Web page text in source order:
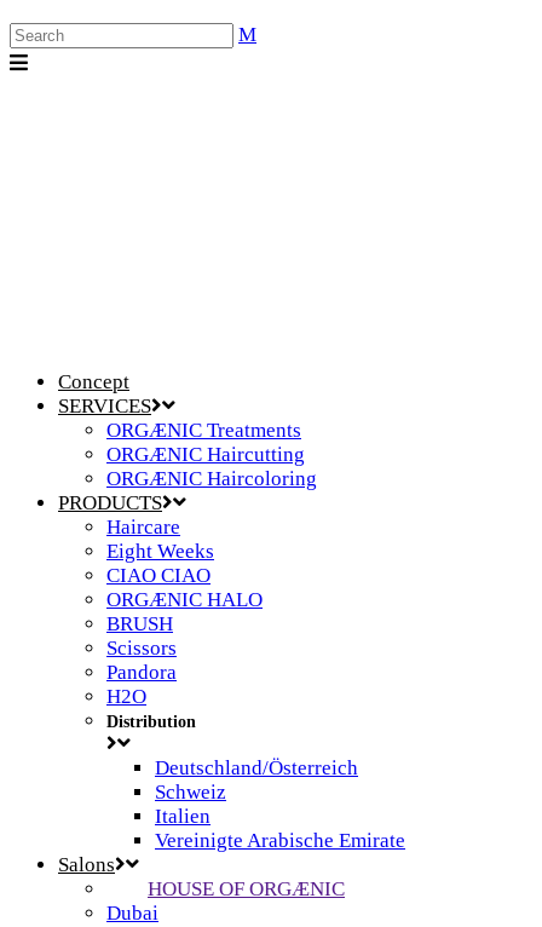
Concept
SERVICES
ORGÆNIC Treatments
ORGÆNIC Haircutting
ORGÆNIC Haircoloring
PRODUCTS
Haircare
Eight Weeks
CIAO CIAO
ORGÆNIC HALO
BRUSH
Scissors
Pandora
H2O
Distribution
Deutschland/Österreich
Schweiz
Italien
Vereinigte Arabische Emirate
Salons
HOUSE OF ORGÆNIC
Dubai